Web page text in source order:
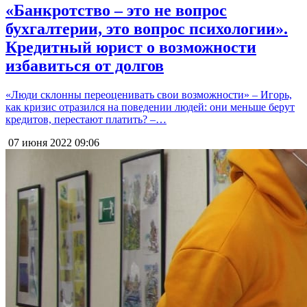
«Банкротство – это не вопрос
бухгалтерии, это вопрос психологии».
Кредитный юрист о возможности
избавиться от долгов
«Люди склонны переоценивать свои возможности» – Игорь,
как кризис отразился на поведении людей: они меньше берут
кредитов, перестают платить? –…
07 июня 2022 09:06